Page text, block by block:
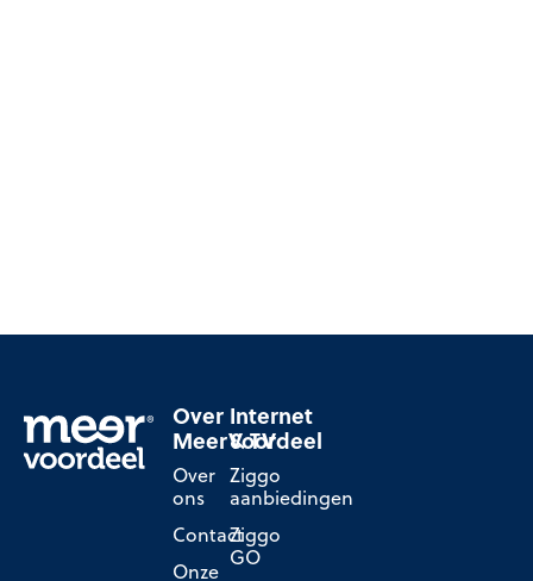
Over
MeerVoordeel
Over
ons
Contact
Onze
Internet
& TV
Ziggo
aanbiedingen
Ziggo
GO